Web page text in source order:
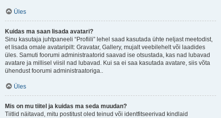
Üles
Kuidas ma saan lisada avatari?
Sinu kasutaja juhtpaneeli “Profiili” lehel saad kasutada ühte neljast meetodist,
et lisada omale avataripilt: Gravatar, Gallery, mujalt veebilehelt või laadides
üles. Samuti foorumi administraatorid saavad ise otsustada, kas nad lubavad
avatare ja millisel viisil nad lubavad. Kui sa ei saa kasutada avatare, siis võta
ühendust foorumi administraatoriga..
Üles
Mis on mu tiitel ja kuidas ma seda muudan?
Tiitlid näitavad, mitu postitust oled teinud või identfitseerivad kindlaid